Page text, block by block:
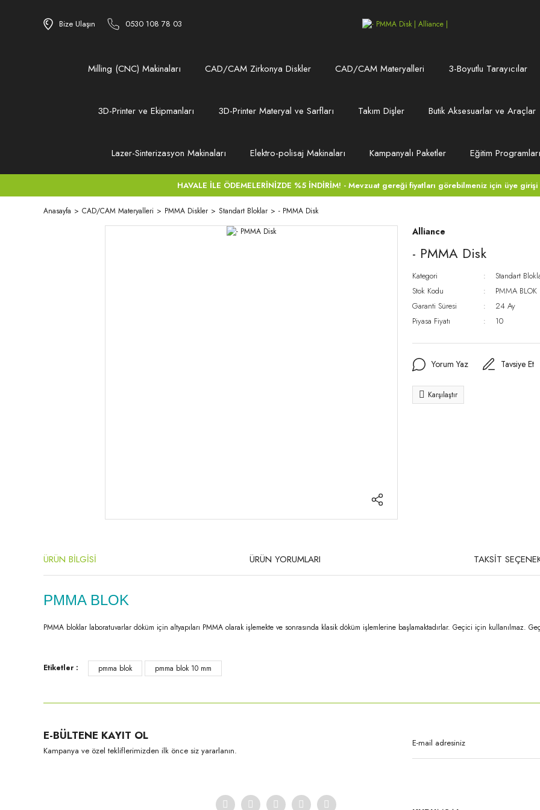
Bize Ulaşın 0530 108 78 03
Milling (CNC) Makinaları CAD/CAM Zirkonya Diskler CAD/CAM Materyalleri 3-Boyutlu Tarayıcılar
3D-Printer ve Ekipmanları 3D-Printer Materyal ve Sarfları Takım Dişler Butik Aksesuarlar ve Araçlar
Lazer-Sinterizasyon Makinaları Elektro-polisaj Makinaları Kampanyalı Paketler Eğitim Programları
HAVALE İLE ÖDEMELERİNİZDE %5 İNDİRİM! - Mevzuat gereği fiyatları görebilmeniz için üye
Anasayfa CAD/CAM Materyalleri PMMA Diskler Standart Bloklar - PMMA Disk
Alliance
- PMMA Disk
Kategori
Standart
Stok Kodu
PMMA BLOK
Garanti Süresi
24 Ay
Piyasa Fiyatı
10
Yorum Yaz Tavsiye Et
Karşılaştır
ÜRÜN BİLGİSİ ÜRÜN YORUMLARI TAKSİT
PMMA BLOK
PMMA bloklar laboratuvarlar döküm için altyapıları PMMA olarak işlemekte ve sonrasında klasik döküm işlemlerine başlamaktadırlar. Geçici için kullanılmaz.
Bu ürünün fiyat bilgisi, resim, ürün açıklamalarında ve diğer konularda yetersiz gördüğünüz noktaları öneri formunu kullanarak tarafımıza
Görüş ve önerileriniz için teşekkür ederiz.
Ürün bilgilerinde hatalar bulunuyor.
Ürün fiyatı diğer sitelerden daha pahalı.
Etiketler : pmma blok pmma blok 10 mm
E-BÜLTENE KAYIT OL
Kampanya ve özel tekliflerimizden ilk önce siz yararlanın.